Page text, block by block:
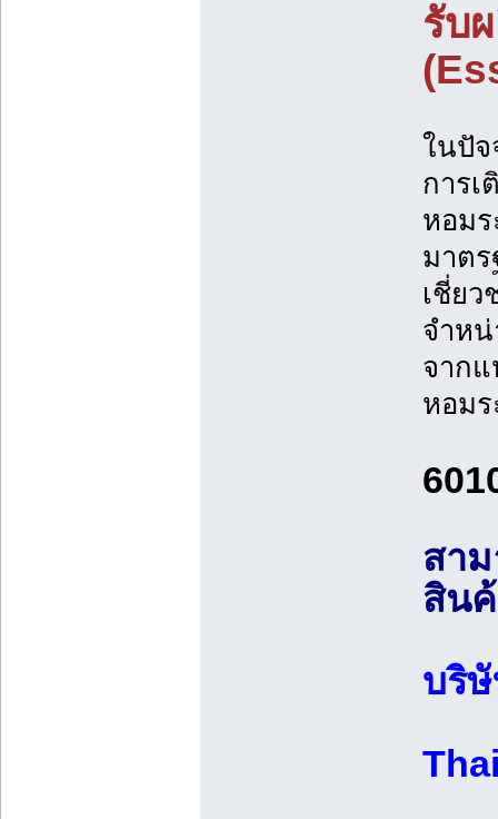
รับ
ในปัจ
การเ
หอมร
มาตร
เชี่ย
จำห
จากแ
หอมร
สา
สิน
บริ